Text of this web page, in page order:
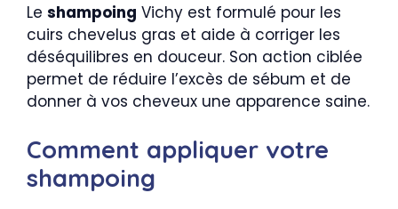
Le shampoing Vichy est formulé pour les
cuirs chevelus gras et aide à corriger les
déséquilibres en douceur. Son action ciblée
permet de réduire l’excès de sébum et de
donner à vos cheveux une apparence saine.
Comment appliquer votre
shampoing